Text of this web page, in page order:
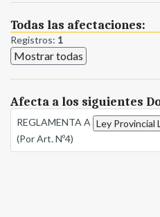
Todas las afectaciones:
Registros: 1
Mostrar todas
Afecta a los siguientes
REGLAMENTA A Ley Provincial
(Por Art. Nº4)